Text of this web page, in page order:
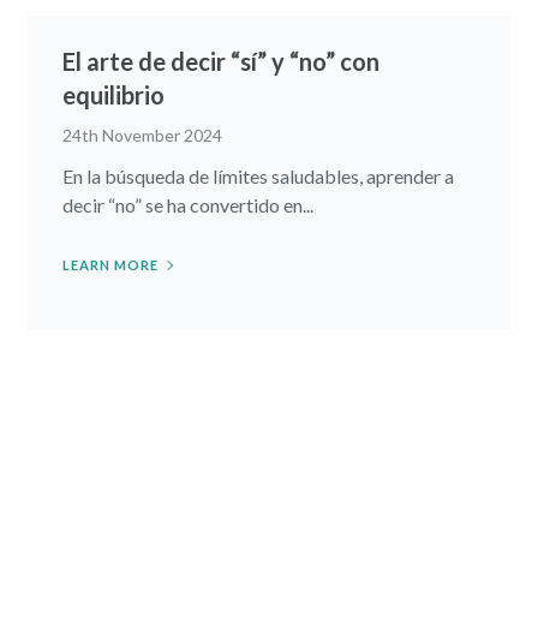
El arte de decir “sí” y “no” con
equilibrio
24th November 2024
En la búsqueda de límites saludables, aprender a
decir “no” se ha convertido en...
LEARN MORE